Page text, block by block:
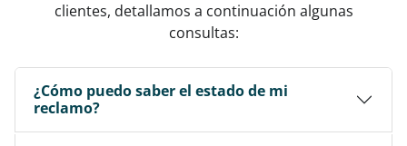
clientes, detallamos a continuación algunas
consultas:
¿Cómo puedo saber el estado de mi
reclamo?